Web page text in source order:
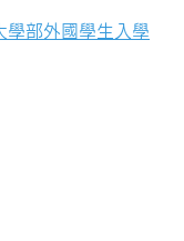
學部外國學生入學